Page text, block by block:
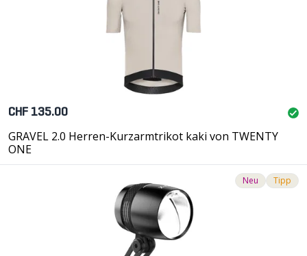
CHF 135.00
GRAVEL 2.0 Herren-Kurzarmtrikot kaki von TWENTY
ONE
Neu Tipp